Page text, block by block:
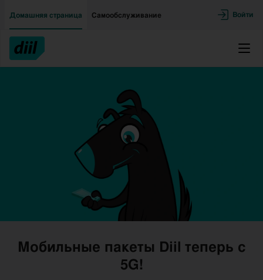
Домашняя страница
Самообслуживание Войти
Меню
Мобильные пакеты Diil теперь с
5G!